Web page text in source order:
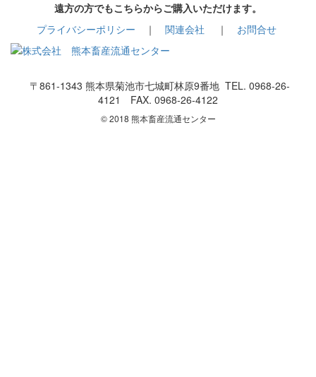
遠方の方でもこちらからご購入いただけます。
プライバシーポリシー ｜ 関連会社 ｜ お問合せ
〒861-1343 熊本県菊池市七城町林原9番地 TEL. 0968-26-
4121 FAX. 0968-26-4122
© 2018 熊本畜産流通センター